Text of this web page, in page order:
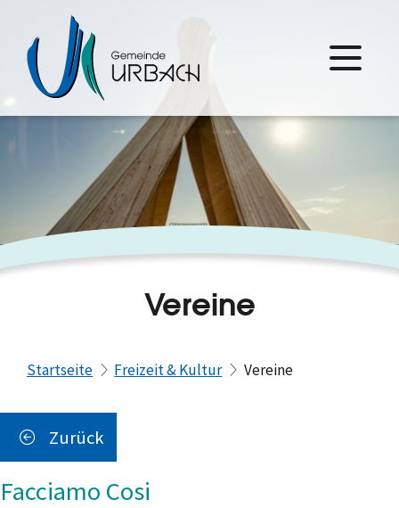
Vereine
Startseite Freizeit & Kultur Vereine
Zurück
Facciamo Cosi